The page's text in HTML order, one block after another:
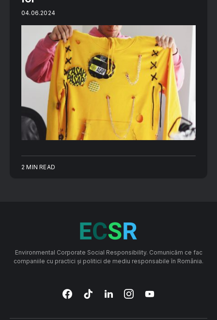
04.06.2024
2 MIN READ
Environmental Corporate Social Responsibility. Comunicăm ce fac
companiile cu practici și politici de mediu responsabile în România.